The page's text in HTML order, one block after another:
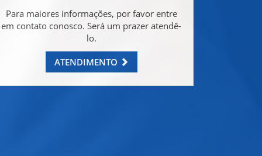
Para maiores informações, por favor entre
em contato conosco. Será um prazer atendê-
lo.
ATENDIMENTO